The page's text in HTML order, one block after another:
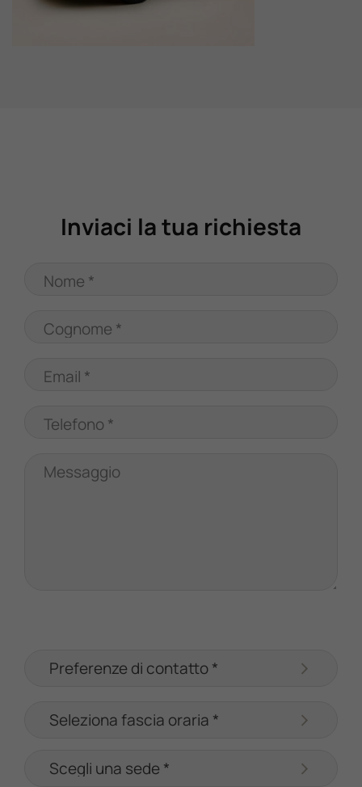
Inviaci la tua richiesta
Nome *
Cognome *
Email *
Telefono *
Messaggio